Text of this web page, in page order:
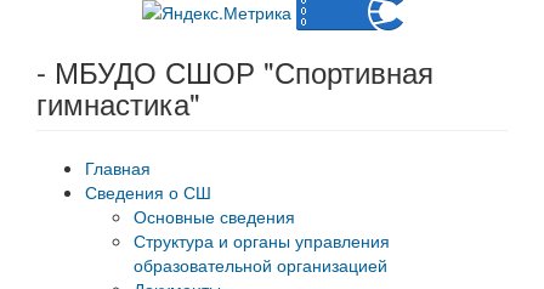
- МБУДО СШОР "Спортивная
гимнастика"
Главная
Сведения о СШ
Основные сведения
Структура и органы управления
образовательной организацией